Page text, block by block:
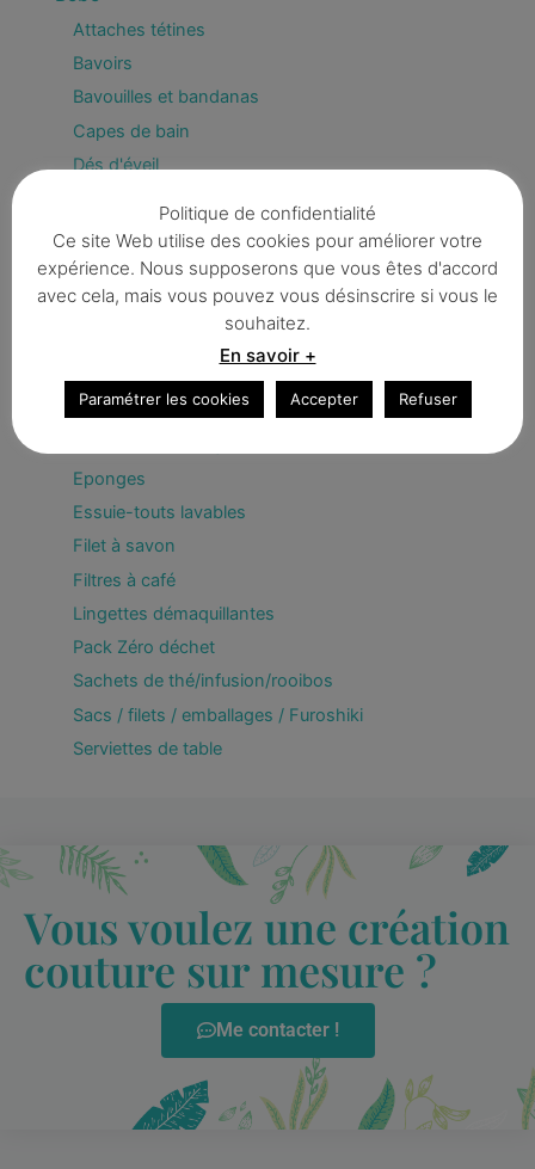
Attaches tétines
Bavoirs
Bavouilles et bandanas
Capes de bain
Dés d'éveil
Fanions & guirlandes
Enfant
Divers
Zéro déchet / BIO
Bee Wrap
Eponges
Essuie-touts lavables
Filet à savon
Filtres à café
Lingettes démaquillantes
Pack Zéro déchet
Sachets de thé/infusion/rooibos
Sacs / filets / emballages / Furoshiki
Serviettes de table
Vous voulez une création
couture sur mesure ?
Me contacter !
Politique de confidentialité
Ce site Web utilise des cookies pour améliorer votre
expérience. Nous supposerons que vous êtes d'accord
avec cela, mais vous pouvez vous désinscrire si vous le
souhaitez.
En savoir +
Paramétrer les cookies Accepter Refuser